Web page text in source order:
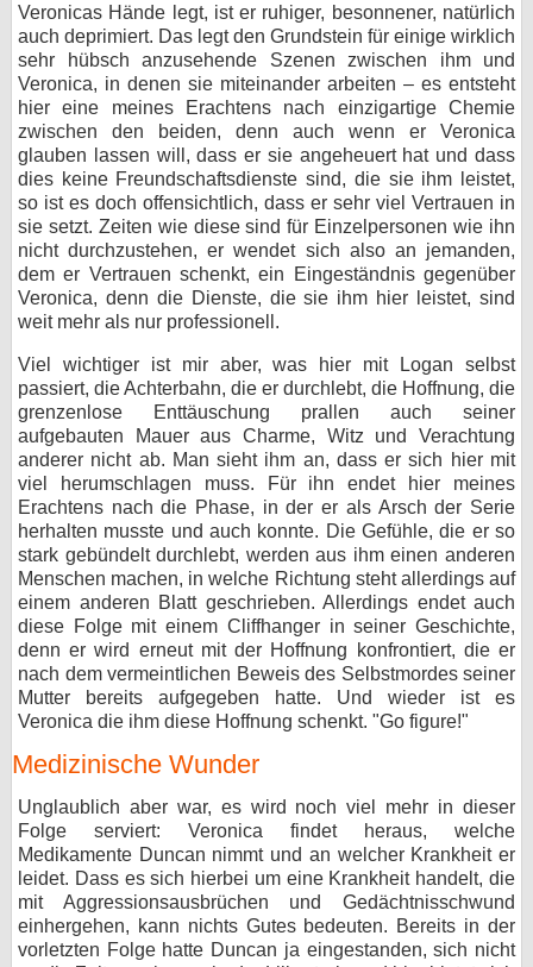
Veronicas Hände legt, ist er ruhiger, besonnener, natürlich
auch deprimiert. Das legt den Grundstein für einige wirklich
sehr hübsch anzusehende Szenen zwischen ihm und
Veronica, in denen sie miteinander arbeiten – es entsteht
hier eine meines Erachtens nach einzigartige Chemie
zwischen den beiden, denn auch wenn er Veronica
glauben lassen will, dass er sie angeheuert hat und dass
dies keine Freundschaftsdienste sind, die sie ihm leistet,
so ist es doch offensichtlich, dass er sehr viel Vertrauen in
sie setzt. Zeiten wie diese sind für Einzelpersonen wie ihn
nicht durchzustehen, er wendet sich also an jemanden,
dem er Vertrauen schenkt, ein Eingeständnis gegenüber
Veronica, denn die Dienste, die sie ihm hier leistet, sind
weit mehr als nur professionell.
Viel wichtiger ist mir aber, was hier mit Logan selbst
passiert, die Achterbahn, die er durchlebt, die Hoffnung, die
grenzenlose Enttäuschung prallen auch seiner
aufgebauten Mauer aus Charme, Witz und Verachtung
anderer nicht ab. Man sieht ihm an, dass er sich hier mit
viel herumschlagen muss. Für ihn endet hier meines
Erachtens nach die Phase, in der er als Arsch der Serie
herhalten musste und auch konnte. Die Gefühle, die er so
stark gebündelt durchlebt, werden aus ihm einen anderen
Menschen machen, in welche Richtung steht allerdings auf
einem anderen Blatt geschrieben. Allerdings endet auch
diese Folge mit einem Cliffhanger in seiner Geschichte,
denn er wird erneut mit der Hoffnung konfrontiert, die er
nach dem vermeintlichen Beweis des Selbstmordes seiner
Mutter bereits aufgegeben hatte. Und wieder ist es
Veronica die ihm diese Hoffnung schenkt. "Go figure!"
Medizinische Wunder
Unglaublich aber war, es wird noch viel mehr in dieser
Folge serviert: Veronica findet heraus, welche
Medikamente Duncan nimmt und an welcher Krankheit er
leidet. Dass es sich hierbei um eine Krankheit handelt, die
mit Aggressionsausbrüchen und Gedächtnisschwund
einhergehen, kann nichts Gutes bedeuten. Bereits in der
vorletzten Folge hatte Duncan ja eingestanden, sich nicht